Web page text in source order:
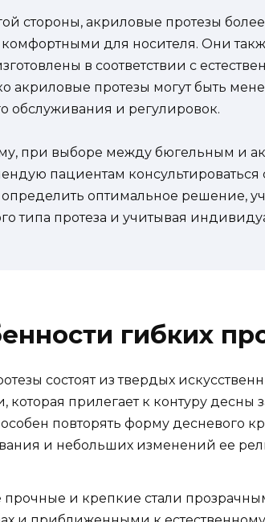
стороны, акриловые протезы
для носителя. Они
в соответствии с
акриловые протезы могут быть
обслуживания и регулировок.
при выборе между бюгельным и
пациентам
определить оптимальное решение,
типа протеза и учитывая
гибких
состоят из твердых
которая прилегает к контуру десны
повторять форму десневого
и небольших изменений ее
прочные и крепкие стали